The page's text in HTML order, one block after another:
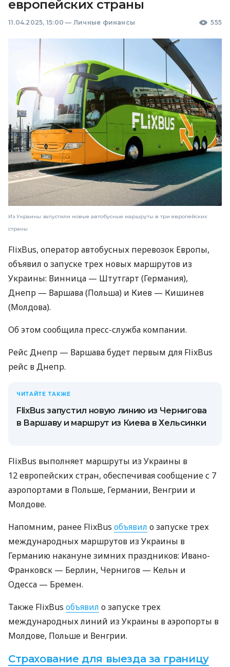
европейских страны
11.04.2025, 15:00 — Личные финансы 555
Из Украины запустили новые автобусные маршруты в три европейских
страны
FlixBus, оператор автобусных перевозок Европы,
объявил о запуске трех новых маршрутов из
Украины: Винница — Штутгарт (Германия),
Днепр — Варшава (Польша) и Киев — Кишинев
(Молдова).
Об этом сообщила пресс-служба компании.
Рейс Днепр — Варшава будет первым для FlixBus
рейс в Днепр.
ЧИТАЙТЕ ТАКЖЕ
FlixBus запустил новую линию из Чернигова
в Варшаву и маршрут из Киева в Хельсинки
FlixBus выполняет маршруты из Украины в
12 европейских стран, обеспечивая сообщение с 7
аэропортами в Польше, Германии, Венгрии и
Молдове.
Напомним, ранее FlixBus объявил о запуске трех
международных маршрутов из Украины в
Германию накануне зимних праздников: Ивано-
Франковск — Берлин, Чернигов — Кельн и
Одесса — Бремен.
Также FlixBus объявил о запуске трех
международных линий из Украины в аэропорты в
Молдове, Польше и Венгрии.
Страхование для выезда за границу